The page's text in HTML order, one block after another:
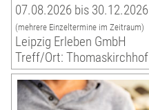
07.08.2026 bis 30.12.2026
(mehrere Einzeltermine im Zeitraum)
Leipzig Erleben GmbH
Treff/Ort: Thomaskirchhof